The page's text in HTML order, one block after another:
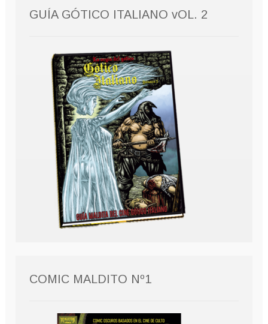
GUÍA GÓTICO ITALIANO vOL. 2
COMIC MALDITO Nº1